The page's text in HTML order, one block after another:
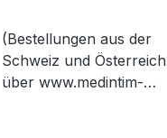
(Bestellungen aus der
Schweiz und Österreich
über www.medintim-